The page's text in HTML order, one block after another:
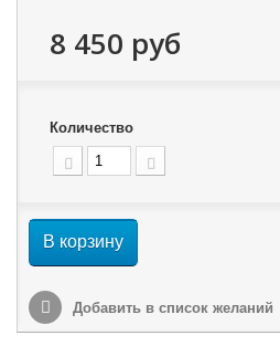
8 450 руб
Количество
В корзину
Добавить в список желаний